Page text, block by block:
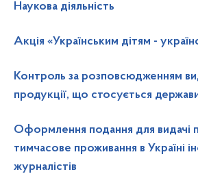
Наукова діяльність
Акція «Українським дітям -
Контроль за розповсюдженням
продукції, що стосується
Оформлення подання для видачі
тимчасове проживання в Україні
журналістів